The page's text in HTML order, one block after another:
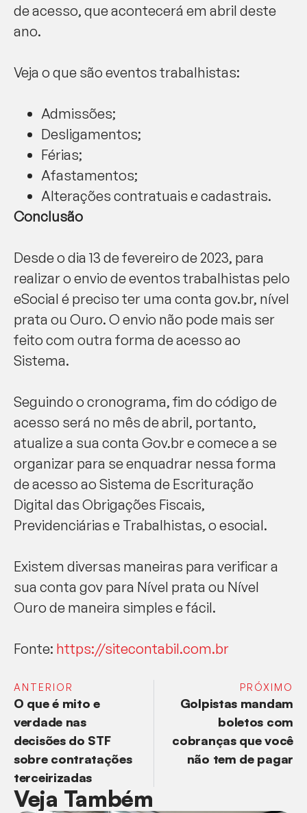
de acesso, que acontecerá em abril deste
ano.
Veja o que são eventos trabalhistas:
Admissões;
Desligamentos;
Férias;
Afastamentos;
Alterações contratuais e cadastrais.
Conclusão
Desde o dia 13 de fevereiro de 2023, para
realizar o envio de eventos trabalhistas pelo
eSocial é preciso ter uma conta gov.br, nível
prata ou Ouro. O envio não pode mais ser
feito com outra forma de acesso ao
Sistema.
Seguindo o cronograma, fim do código de
acesso será no mês de abril, portanto,
atualize a sua conta Gov.br e comece a se
organizar para se enquadrar nessa forma
de acesso ao Sistema de Escrituração
Digital das Obrigações Fiscais,
Previdenciárias e Trabalhistas, o esocial.
Existem diversas maneiras para verificar a
sua conta gov para Nível prata ou Nível
Ouro de maneira simples e fácil.
Fonte: https://sitecontabil.com.br
ANTERIOR
O que é mito e
verdade nas
decisões do STF
sobre contratações
terceirizadas
PRÓXIMO
Golpistas mandam
boletos com
cobranças que você
não tem de pagar
Veja Também